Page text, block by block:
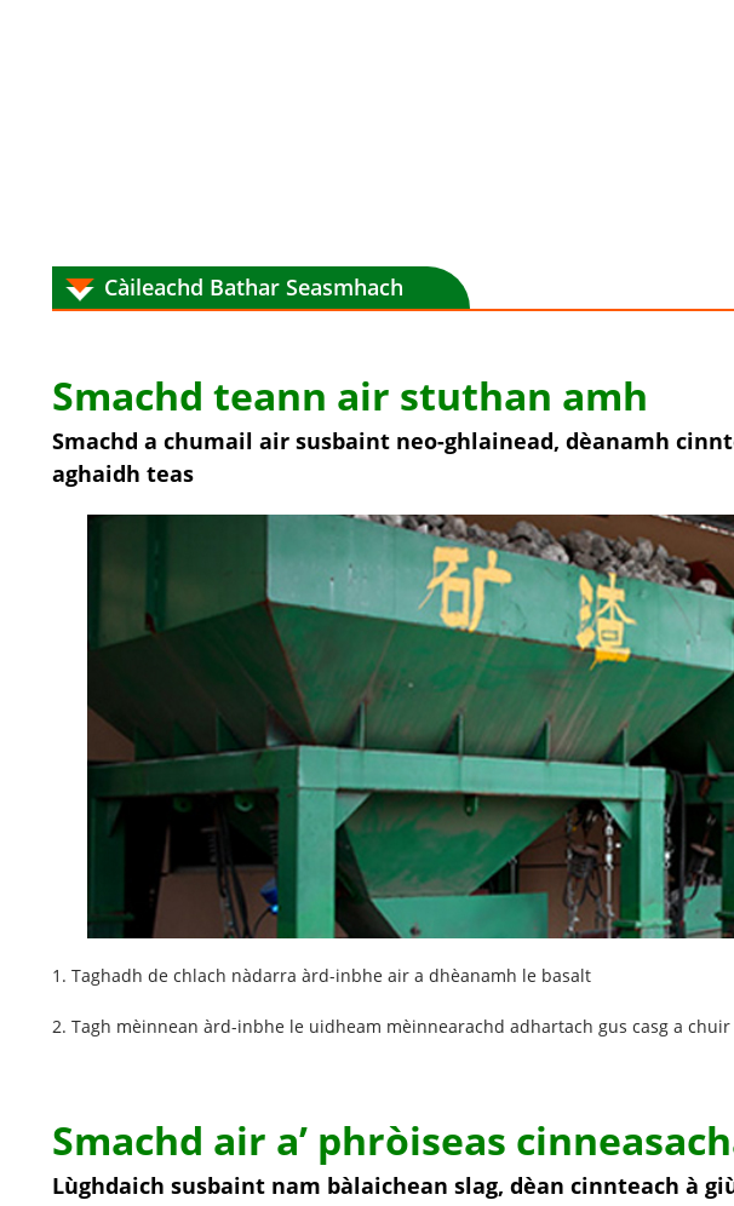
Càileachd Bathar Seasmhach
Smachd teann air stuthan amh
Smachd a chumail air susbaint neo-ghlainead, dèanamh
aghaidh teas
1. Taghadh de chlach nàdarra àrd-inbhe air a dhèanamh le basalt
2. Tagh mèinnean àrd-inbhe le uidheam mèinnearachd adhartach gus casg a
Smachd air a’ phròiseas
Lùghdaich susbaint nam bàlaichean slag, dèan cinnteach à